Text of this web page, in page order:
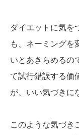
ダイエットに気を
も、ネーミングを
いとあきらめるの
て試行錯誤する価
が、いい気づきに
このような気づき